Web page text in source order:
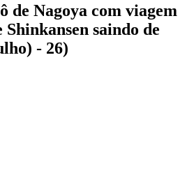
de Nagoya com viagem
Shinkansen saindo de
- 26)